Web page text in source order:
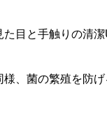
目と手触りの清
様、菌の繁殖を防